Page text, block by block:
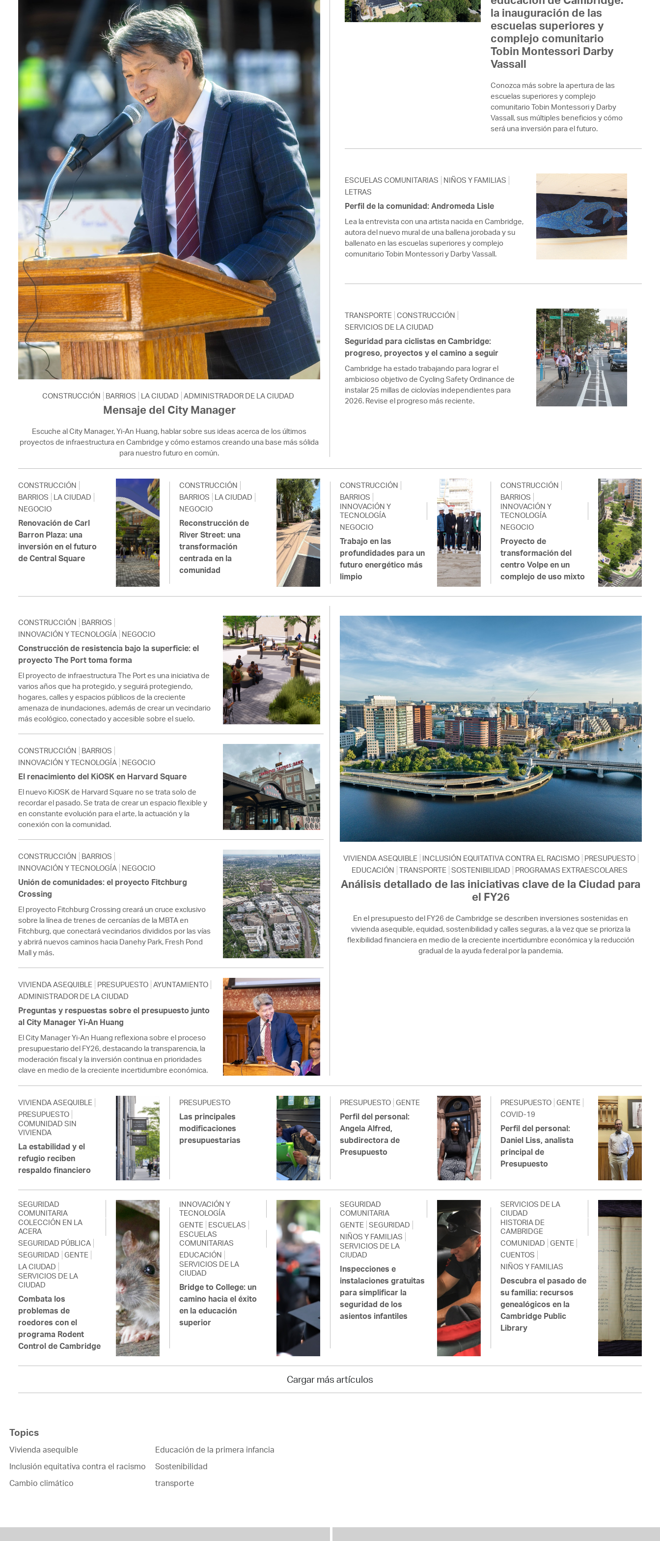
Pay Bills Online
Property Database
Watch City Council
CONSTRUCCIÓN BARRIOS LA CIUDAD ADMINISTRADOR DE LA CIUDAD
Mensaje del City Manager
Escuche al City Manager, Yi-An Huang, hablar sobre sus ideas acerca de los últimos
proyectos de infraestructura en Cambridge y cómo estamos creando una base más sólida
para nuestro futuro en común.
la inauguración de las
escuelas superiores y
complejo comunitario
Tobin Montessori Darby
Vassall
Conozca más sobre la apertura de las
escuelas superiores y complejo
comunitario Tobin Montessori y Darby
Vassall, sus múltiples beneficios y cómo
será una inversión para el futuro.
ESCUELAS COMUNITARIAS
NIÑOS Y FAMILIAS
LETRAS
Perfil de la comunidad: Andromeda Lisle
Lea la entrevista con una artista nacida en Cambridge,
autora del nuevo mural de una ballena jorobada y su
ballenato en las escuelas superiores y complejo
comunitario Tobin Montessori y Darby Vassall.
TRANSPORTE CONSTRUCCIÓN
SERVICIOS DE LA CIUDAD
Seguridad para ciclistas en Cambridge:
progreso, proyectos y el camino a seguir
Cambridge ha estado trabajando para lograr el
ambicioso objetivo de Cycling Safety Ordinance de
instalar 25 millas de ciclovías independientes para
2026. Revise el progreso más reciente.
CONSTRUCCIÓN
BARRIOS
LA CIUDAD
NEGOCIO
Renovación de Carl
Barron Plaza: una
inversión en el futuro
de Central Square
CONSTRUCCIÓN
BARRIOS
LA CIUDAD
NEGOCIO
Reconstrucción de
River Street: una
transformación
centrada en la
comunidad
CONSTRUCCIÓN
BARRIOS
INNOVACIÓN Y
TECNOLOGÍA
NEGOCIO
Trabajo en las
profundidades para un
futuro energético más
limpio
CONSTRUCCIÓN
BARRIOS
INNOVACIÓN Y
TECNOLOGÍA
NEGOCIO
Proyecto de
transformación del
centro Volpe en un
complejo de uso mixto
CONSTRUCCIÓN
BARRIOS
INNOVACIÓN Y TECNOLOGÍA NEGOCIO
Construcción de resistencia bajo la superficie: el
proyecto The Port toma forma
El proyecto de infraestructura The Port es una iniciativa de
varios años que ha protegido, y seguirá protegiendo,
hogares, calles y espacios públicos de la creciente
amenaza de inundaciones, además de crear un vecindario
más ecológico, conectado y accesible sobre el suelo.
CONSTRUCCIÓN
BARRIOS
INNOVACIÓN Y TECNOLOGÍA NEGOCIO
El renacimiento del KiOSK en Harvard Square
El nuevo KiOSK de Harvard Square no se trata solo de
recordar el pasado. Se trata de crear un espacio flexible y
en constante evolución para el arte, la actuación y la
conexión con la comunidad.
CONSTRUCCIÓN
BARRIOS
INNOVACIÓN Y TECNOLOGÍA NEGOCIO
Unión de comunidades: el proyecto Fitchburg
Crossing
El proyecto Fitchburg Crossing creará un cruce exclusivo
sobre la línea de trenes de cercanías de la MBTA en
Fitchburg, que conectará vecindarios divididos por las vías
y abrirá nuevos caminos hacia Danehy Park, Fresh Pond
Mall y más.
VIVIENDA ASEQUIBLE PRESUPUESTO AYUNTAMIENTO
ADMINISTRADOR DE LA CIUDAD
Preguntas y respuestas sobre el presupuesto junto
al City Manager Yi-An Huang
El City Manager Yi-An Huang reflexiona sobre el proceso
presupuestario del FY26, destacando la transparencia, la
moderación fiscal y la inversión continua en prioridades
clave en medio de la creciente incertidumbre económica.
VIVIENDA ASEQUIBLE INCLUSIÓN EQUITATIVA CONTRA EL RACISMO PRESUPUESTO
EDUCACIÓN TRANSPORTE SOSTENIBILIDAD PROGRAMAS EXTRAESCOLARES
Análisis detallado de las iniciativas clave de la Ciudad para
el FY26
En el presupuesto del FY26 de Cambridge se describen inversiones sostenidas en
vivienda asequible, equidad, sostenibilidad y calles seguras, a la vez que se prioriza la
flexibilidad financiera en medio de la creciente incertidumbre económica y la reducción
gradual de la ayuda federal por la pandemia.
VIVIENDA ASEQUIBLE
PRESUPUESTO
COMUNIDAD SIN
VIVIENDA
La estabilidad y el
refugio reciben
respaldo financiero
PRESUPUESTO
Las principales
modificaciones
presupuestarias
PRESUPUESTO GENTE
Perfil del personal:
Angela Alfred,
subdirectora de
Presupuesto
PRESUPUESTO GENTE
COVID-19
Perfil del personal:
Daniel Liss, analista
principal de
Presupuesto
SEGURIDAD
COMUNITARIA
COLECCIÓN EN LA
ACERA
SEGURIDAD PÚBLICA
SEGURIDAD GENTE
LA CIUDAD
SERVICIOS DE LA
CIUDAD
Combata los
problemas de
roedores con el
programa Rodent
Control de Cambridge
INNOVACIÓN Y
TECNOLOGÍA
GENTE
ESCUELAS
ESCUELAS
COMUNITARIAS
EDUCACIÓN
SERVICIOS DE LA
CIUDAD
Bridge to College: un
camino hacia el éxito
en la educación
superior
SEGURIDAD
COMUNITARIA
GENTE SEGURIDAD
NIÑOS Y FAMILIAS
SERVICIOS DE LA
CIUDAD
Inspecciones e
instalaciones gratuitas
para simplificar la
seguridad de los
asientos infantiles
SERVICIOS DE LA
CIUDAD
HISTORIA DE
CAMBRIDGE
COMUNIDAD GENTE
CUENTOS
NIÑOS Y FAMILIAS
Descubra el pasado de
su familia: recursos
genealógicos en la
Cambridge Public
Library
Cargar más artículos
Topics
Vivienda asequible
Inclusión equitativa contra el racismo
Cambio climático
Educación de la primera infancia
Sostenibilidad
transporte